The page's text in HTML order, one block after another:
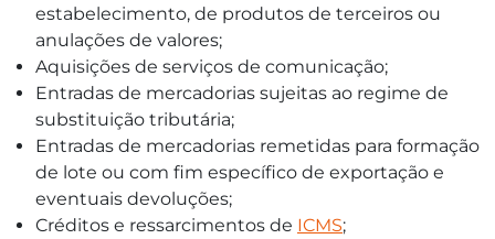
estabelecimento, de produtos de terceiros ou
anulações de valores;
Aquisições de serviços de comunicação;
Entradas de mercadorias sujeitas ao regime de
substituição tributária;
Entradas de mercadorias remetidas para formação
de lote ou com fim específico de exportação e
eventuais devoluções;
Créditos e ressarcimentos de ICMS;